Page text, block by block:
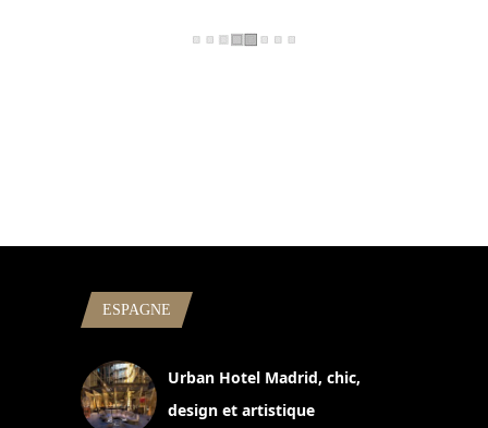
ESPAGNE
Urban Hotel Madrid, chic,
design et artistique